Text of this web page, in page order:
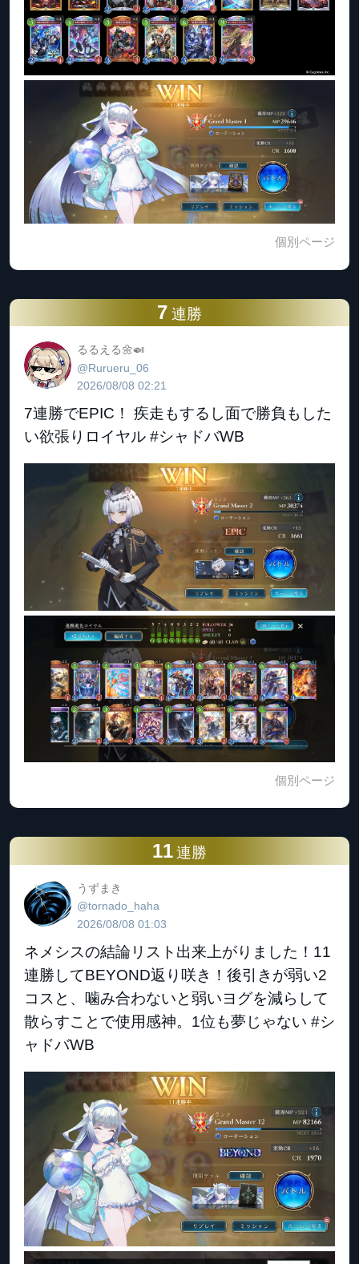
個別ページ
7 連勝
るるえる🌼🍛
@Rurueru_06
2026/08/08 02:21
7連勝でEPIC！ 疾走もするし面で勝負もした
い欲張りロイヤル #シャドバWB
個別ページ
11 連勝
うずまき
@tornado_haha
2026/08/08 01:03
ネメシスの結論リスト出来上がりました！11
連勝してBEYOND返り咲き！後引きが弱い2
コスと、噛み合わないと弱いヨグを減らして
散らすことで使用感神。1位も夢じゃない #シ
ャドバWB